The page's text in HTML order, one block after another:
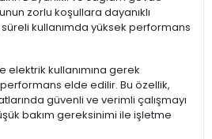
zorlu koşullara dayanıklı
süreli kullanımda yüksek performans
elektrik kullanımına gerek
elde edilir. Bu özellik,
güvenli ve verimli çalışmayı
bakım gereksinimi ile işletme